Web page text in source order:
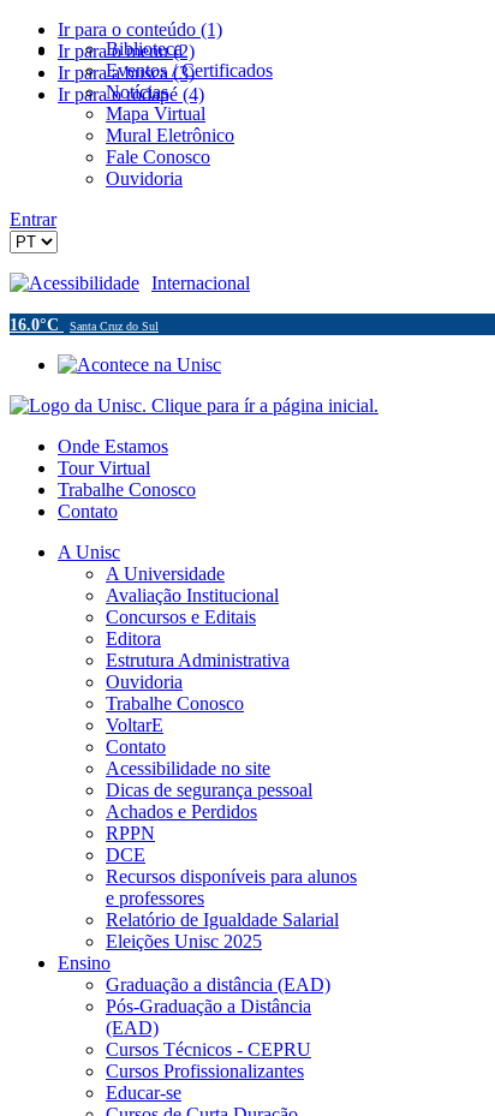
Ir para o conteúdo (1)
Ir para o menu (2)
Ir para a busca (3)
Ir para o rodapé (4)
Biblioteca
Eventos / Certificados
Notícias
Mapa Virtual
Mural Eletrônico
Fale Conosco
Ouvidoria
Entrar
Acessibilidade Internacional
16.0°C Santa Cruz do Sul
Onde Estamos
Tour Virtual
Trabalhe Conosco
Contato
A Unisc
A Universidade
Avaliação Institucional
Concursos e Editais
Editora
Estrutura Administrativa
Ouvidoria
Trabalhe Conosco
VoltarE
Contato
Acessibilidade no site
Dicas de segurança pessoal
Achados e Perdidos
RPPN
DCE
Recursos disponíveis para alunos
e professores
Relatório de Igualdade Salarial
Eleições Unisc 2025
Ensino
Graduação a distância (EAD)
Pós-Graduação a Distância
(EAD)
Cursos Técnicos - CEPRU
Cursos Profissionalizantes
Educar-se